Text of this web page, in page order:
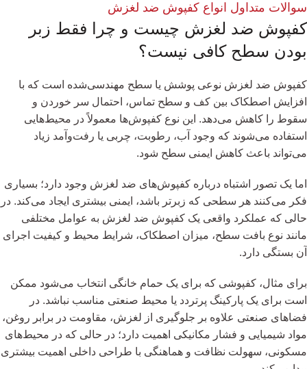
سوالات متداول انواع کفپوش ضد لغزش
کفپوش ضد لغزش چیست و چرا فقط زبر
بودن سطح کافی نیست؟
کفپوش ضد لغزش نوعی پوشش یا سطح مهندسی‌شده است که با
افزایش اصطکاک بین کف و سطح تماس، احتمال سر خوردن و
سقوط را کاهش می‌دهد. این نوع کفپوش‌ها معمولاً در محیط‌هایی
استفاده می‌شوند که وجود آب، رطوبت، چربی یا رفت‌وآمد زیاد
می‌تواند باعث کاهش ایمنی سطح شود.
اما یک تصور اشتباه درباره کفپوش‌های ضد لغزش وجود دارد؛ بسیاری
فکر می‌کنند هر سطحی که زبرتر باشد، ایمنی بیشتری ایجاد می‌کند. در
حالی که عملکرد واقعی یک کفپوش ضد لغزش به عوامل مختلفی
مانند نوع بافت سطح، میزان اصطکاک، شرایط محیط و کیفیت اجرای
آن بستگی دارد.
برای مثال، کفپوشی که برای یک حمام خانگی انتخاب می‌شود ممکن
است برای یک پارکینگ پرتردد یا محیط صنعتی مناسب نباشد. در
فضاهای صنعتی علاوه بر جلوگیری از لغزش، مقاومت در برابر روغن،
مواد شیمیایی و فشار مکانیکی اهمیت دارد؛ در حالی که در محیط‌های
مسکونی، سهولت نظافت و هماهنگی با طراحی داخلی اهمیت بیشتری